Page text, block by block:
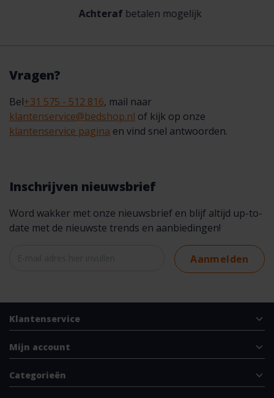
Achterafbetalen mogelijk
Vragen?
Bel+31 575 - 512 816, mail naar
klantenservice@bedshop.nl of kijk op onze
klantenservice pagina en vind snel antwoorden.
Inschrijven nieuwsbrief
Word wakker met onze nieuwsbrief en blijf altijd up-to-
date met de nieuwste trends en aanbiedingen!
Aanmelden
Klantenservice
Mijn account
Categorieën